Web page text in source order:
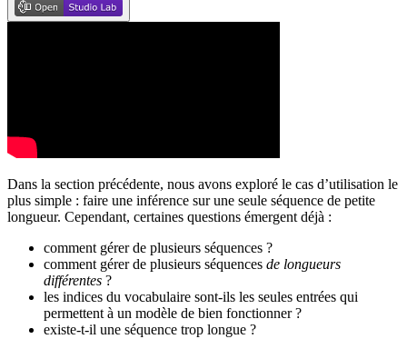
Dans la section précédente, nous avons exploré le cas d’utilisation le
plus simple : faire une inférence sur une seule séquence de petite
longueur. Cependant, certaines questions émergent déjà :
comment gérer de plusieurs séquences ?
comment gérer de plusieurs séquences de longueurs
différentes ?
les indices du vocabulaire sont-ils les seules entrées qui
permettent à un modèle de bien fonctionner ?
existe-t-il une séquence trop longue ?